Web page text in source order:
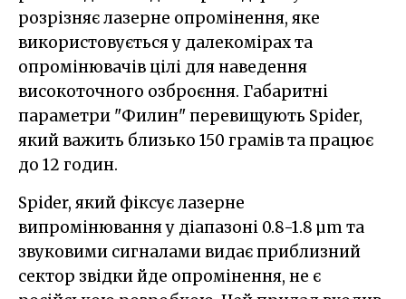
розрізняє лазерне опромінення, яке
використовується у далекомірах та
опромінювачів цілі для наведення
високоточного озброєння. Габаритні
параметри "Филин" перевищують Spider,
який важить близько 150 грамів та працює
до 12 годин.
Spider, який фіксує лазерне
випромінювання у діапазоні 0.8-1.8 µm та
звуковими сигналами видає приблизний
сектор звідки йде опромінення, не є